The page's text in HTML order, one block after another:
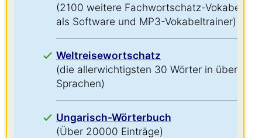
(2100 weitere Fachwortschatz-Vokabeln
als Software und MP3-Vokabeltrainer)
Weltreisewortschatz
(die allerwichtigsten 30 Wörter in über 60
Sprachen)
Ungarisch-Wörterbuch
(Über 20000 Einträge)